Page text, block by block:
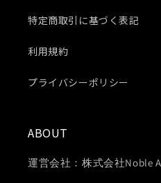
特定商取引に基づく表記
利用規約
プライバシーポリシー
ABOUT
運営会社：株式会社Noble